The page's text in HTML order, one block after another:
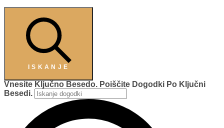
ISKANJE
Vnesite Ključno Besedo. Poiščite Dogodki Po Ključni
Besedi.